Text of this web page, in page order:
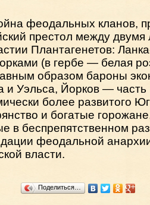
феодальных кланов,
престол между двумя
Плантагенетов:
(в гербе — белая
образом бароны
и Уэльса, Йорков — часть
более развитого
и богатые
в беспрепятственном
феодальной
власти.
Поделиться…